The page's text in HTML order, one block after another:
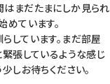
はまだたまにしか見られ
めています。
しています。まだ部屋
緊張しているような感じ
しお待ちください。